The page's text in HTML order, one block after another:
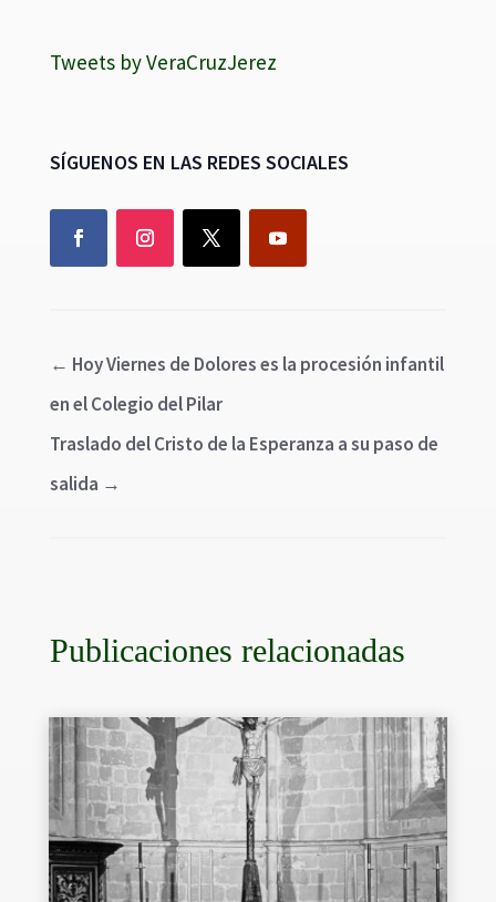
Tweets by VeraCruzJerez
SÍGUENOS EN LAS REDES SOCIALES
← Hoy Viernes de Dolores es la procesión infantil
en el Colegio del Pilar
Traslado del Cristo de la Esperanza a su paso de
salida →
Publicaciones relacionadas